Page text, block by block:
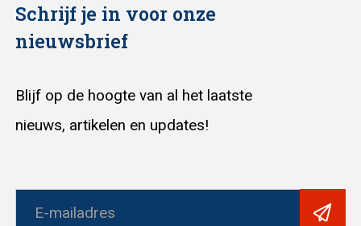
Schrijf je in voor onze
nieuwsbrief
Blijf op de hoogte van al het laatste
nieuws, artikelen en updates!